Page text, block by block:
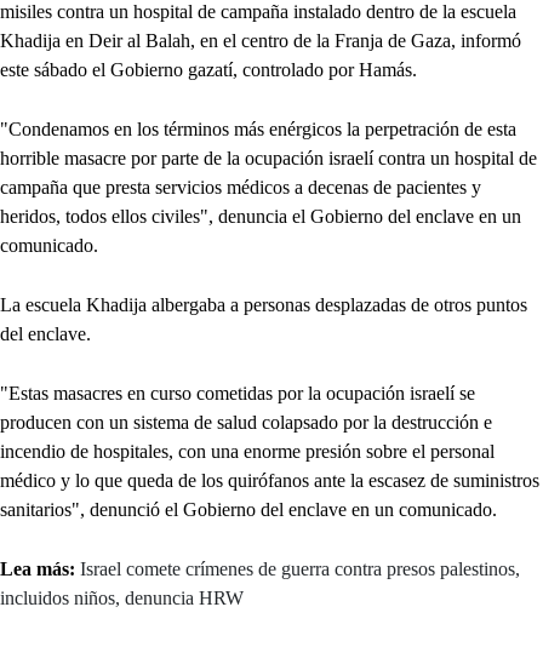
misiles contra un hospital de campaña instalado dentro de la escuela
Khadija en Deir al Balah, en el centro de la Franja de Gaza, informó
este sábado el Gobierno gazatí, controlado por Hamás.
"Condenamos en los términos más enérgicos la perpetración de esta
horrible masacre por parte de la ocupación israelí contra un hospital de
campaña que presta servicios médicos a decenas de pacientes y
heridos, todos ellos civiles", denuncia el Gobierno del enclave en un
comunicado.
La escuela Khadija albergaba a personas desplazadas de otros puntos
del enclave.
"Estas masacres en curso cometidas por la ocupación israelí se
producen con un sistema de salud colapsado por la destrucción e
incendio de hospitales, con una enorme presión sobre el personal
médico y lo que queda de los quirófanos ante la escasez de suministros
sanitarios", denunció el Gobierno del enclave en un comunicado.
Lea más: Israel comete crímenes de guerra contra presos palestinos,
incluidos niños, denuncia HRW